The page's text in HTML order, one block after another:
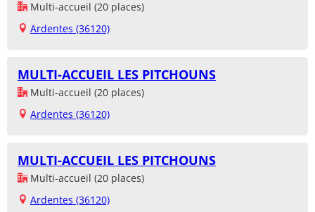
Multi-accueil (20 places)
Ardentes (36120)
MULTI-ACCUEIL LES PITCHOUNS
Multi-accueil (20 places)
Ardentes (36120)
MULTI-ACCUEIL LES PITCHOUNS
Multi-accueil (20 places)
Ardentes (36120)